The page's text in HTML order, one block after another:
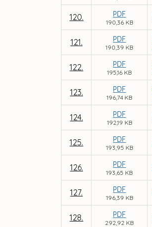
120. PDF
190,36 KB
121. PDF
190,39 KB
122. PDF
195,16 KB
123. PDF
196,74 KB
124. PDF
192,19 KB
125. PDF
193,95 KB
126. PDF
193,65 KB
127. PDF
196,39 KB
128. PDF
292,92 KB